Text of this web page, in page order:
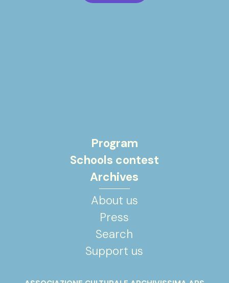
Program
Schools contest
Archives
About us
Press
Search
Support us